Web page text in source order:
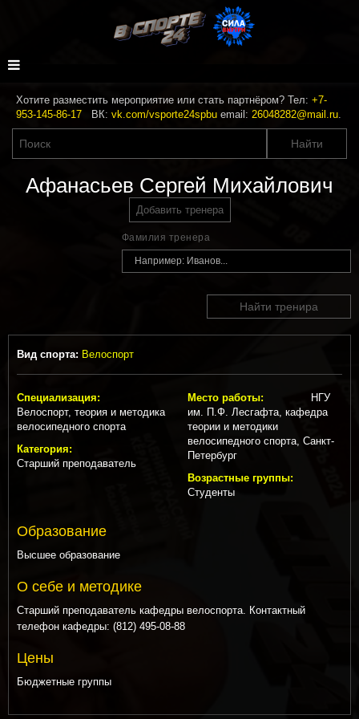
Хотите разместить мероприятие или стать партнёром? Тел: +7-
953-145-86-17 ВК: vk.com/vsporte24spbu email: 26048282@mail.ru.
Афанасьев Сергей Михайлович
Добавить тренера
Фамилия тренера
Найти тренира
Вид спорта: Велоспорт
Специализация:
Велоспорт, теория и методика
велосипедного спорта
Категория:
Старший преподаватель
Место работы:
НГУ
им. П.Ф. Лесгафта, кафедра
теории и методики
велосипедного спорта, Санкт-
Петербург
Возрастные группы:
Студенты
Образование
Высшее образование
О себе и методике
Старший преподаватель кафедры велоспорта. Контактный
телефон кафедры: (812) 495-08-88
Цены
Бюджетные группы